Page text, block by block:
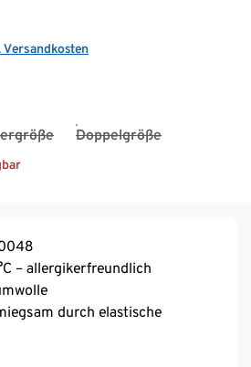
Versandkosten
Doppelgröße
– allergikerfreundlich
durch elastische